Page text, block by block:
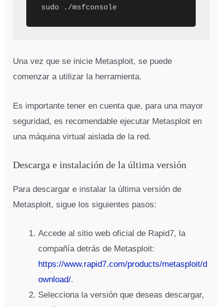
sudo ./msfconsole
Una vez que se inicie Metasploit, se puede
comenzar a utilizar la herramienta.
Es importante tener en cuenta que, para una mayor
seguridad, es recomendable ejecutar Metasploit en
una máquina virtual aislada de la red.
Descarga e instalación de la última versión
Para descargar e instalar la última versión de
Metasploit, sigue los siguientes pasos:
Accede al sitio web oficial de Rapid7, la
compañía detrás de Metasploit:
https://www.rapid7.com/products/metasploit/d
ownload/.
Selecciona la versión que deseas descargar,